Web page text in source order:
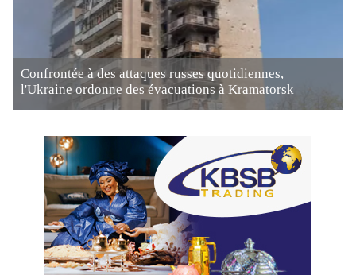
Confrontée à des attaques russes quotidiennes,
l'Ukraine ordonne des évacuations à Kramatorsk